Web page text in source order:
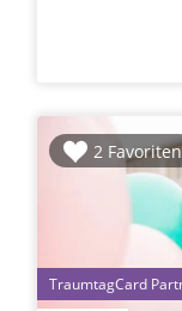
2 Favoriten